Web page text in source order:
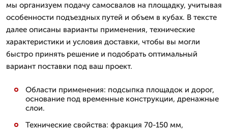
мы организуем подачу самосвалов на площадку, учитывая
особенности подъездных путей и объем в кубах. В тексте
далее описаны варианты применения, технические
характеристики и условия доставки, чтобы вы могли
быстро принять решение и подобрать оптимальный
вариант поставки под ваш проект.
Области применения: подсыпка площадок и дорог,
основание под временные конструкции, дренажные
слои.
Технические свойства: фракция 70-150 мм,